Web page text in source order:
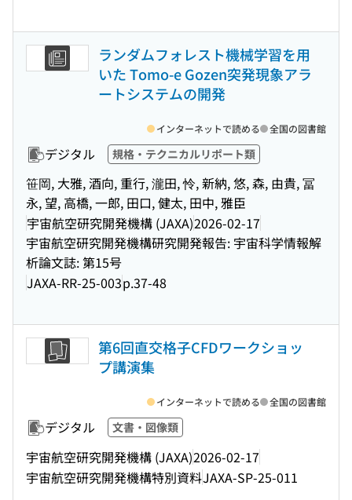
ランダムフォレスト機械学習を用
いた Tomo-e Gozen突発現象アラ
ートシステムの開発
デジタル 規格・テクニカルリポート類
笹岡, 大雅, 酒向, 重行, 瀧田, 怜, 新納, 悠, 森, 由貴, 冨
永, 望, 高橋, 一郎, 田口, 健太, 田中, 雅臣
宇宙航空研究開発機構 (JAXA)2026-02-17
宇宙航空研究開発機構研究開発報告: 宇宙科学情報解
析論文誌: 第15号
JAXA-RR-25-003p.37-48
インターネットで読める 全国の図書館
第6回直交格子CFDワークショッ
プ講演集
デジタル 文書・図像類
宇宙航空研究開発機構 (JAXA)2026-02-17
宇宙航空研究開発機構特別資料JAXA-SP-25-011
インターネットで読める 全国の図書館